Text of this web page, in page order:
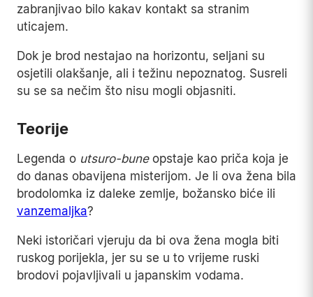
zabranjivao bilo kakav kontakt sa stranim
uticajem.
Dok je brod nestajao na horizontu, seljani su
osjetili olakšanje, ali i težinu nepoznatog. Susreli
su se sa nečim što nisu mogli objasniti.
Teorije
Legenda o utsuro-buneopstaje kao priča koja je
do danas obavijena misterijom. Je li ova žena bila
brodolomka iz daleke zemlje, božansko biće ili
vanzemaljka?
Neki istoričari vjeruju da bi ova žena mogla biti
ruskog porijekla, jer su se u to vrijeme ruski
brodovi pojavljivali u japanskim vodama.